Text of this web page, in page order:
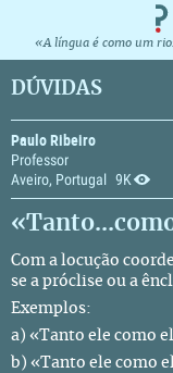
«A língua é como um
DÚVIDAS
Paulo Ribeiro
Professor
Aveiro, Portugal 9K
Com a locução
se a próclise ou a
Exemplos:
a) «Tanto ele como
b) «Tanto ele como